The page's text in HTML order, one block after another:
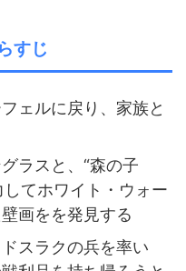
すじ
ェルに戻り、家族と
ラスと、“森の子
してホワイト・ウォー
画をを発見する
スラクの兵を率い